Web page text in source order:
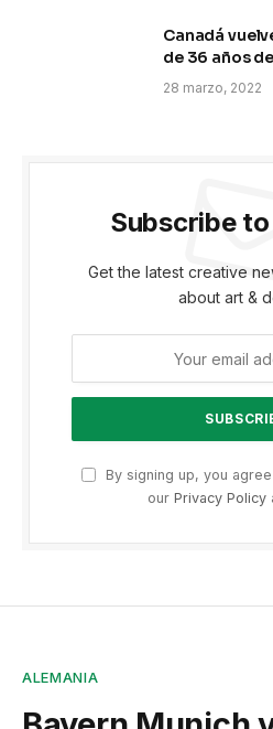
Canadá
de 36 años
28 marzo, 2022
Subscribe
Get the latest creative
about art &
By signing up, you
our Privacy Policy
ALEMANIA